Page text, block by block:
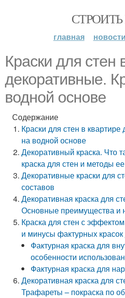
главная новости
Краски для стен
декоративные.
водной основе
Содержание
Краски для стен в
на водной основе
Декоративный краска. Что
краска для стен и методы
Декоративные краски для
составов
Декоративная краска для
Основные преимущества и
Краска для стен с
и минусы фактурных красок
Фактурная краска для
особенности
Фактурная краска для
Декоративная краска для
Трафареты – покраска по